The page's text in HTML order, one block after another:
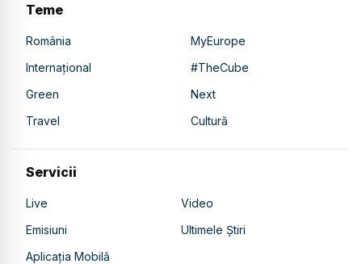
Teme
România
MyEurope
Internațional
#TheCube
Green
Next
Travel
Cultură
Servicii
Live
Video
Emisiuni
Ultimele Știri
Aplicația Mobilă